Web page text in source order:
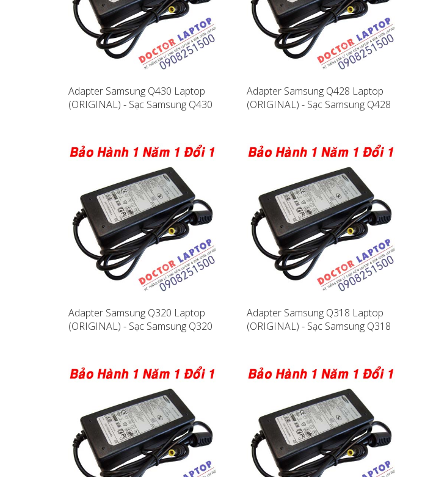
Adapter Samsung Q430 Laptop
(ORIGINAL) - Sạc Samsung Q430
Adapter Samsung Q428 Laptop
(ORIGINAL) - Sạc Samsung Q428
Adapter Samsung Q320 Laptop
(ORIGINAL) - Sạc Samsung Q320
Adapter Samsung Q318 Laptop
(ORIGINAL) - Sạc Samsung Q318